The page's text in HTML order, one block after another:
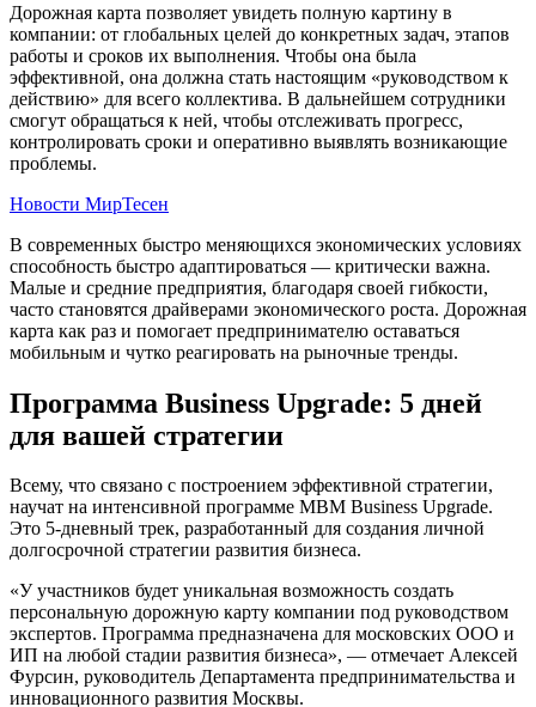
Дорожная карта позволяет увидеть полную картину в
компании: от глобальных целей до конкретных задач, этапов
работы и сроков их выполнения. Чтобы она была
эффективной, она должна стать настоящим «руководством к
действию» для всего коллектива. В дальнейшем сотрудники
смогут обращаться к ней, чтобы отслеживать прогресс,
контролировать сроки и оперативно выявлять возникающие
проблемы.
Новости МирТесен
В современных быстро меняющихся экономических условиях
способность быстро адаптироваться — критически важна.
Малые и средние предприятия, благодаря своей гибкости,
часто становятся драйверами экономического роста. Дорожная
карта как раз и помогает предпринимателю оставаться
мобильным и чутко реагировать на рыночные тренды.
Программа Business Upgrade: 5 дней
для вашей стратегии
Всему, что связано с построением эффективной стратегии,
научат на интенсивной программе MBM Business Upgrade.
Это 5-дневный трек, разработанный для создания личной
долгосрочной стратегии развития бизнеса.
«У участников будет уникальная возможность создать
персональную дорожную карту компании под руководством
экспертов. Программа предназначена для московских ООО и
ИП на любой стадии развития бизнеса», — отмечает Алексей
Фурсин, руководитель Департамента предпринимательства и
инновационного развития Москвы.